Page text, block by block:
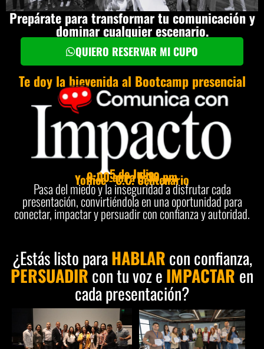
Prepárate para transformar tu comunicación y
dominar cualquier escenario.
QUIERO RESERVAR MI CUPO
Te doy la bievenida al Bootcamp presencial
5 de Julio
9:00 am a 5:30 pm
Yoffice - C.C. Centenario
Pasa del miedo y la inseguridad a disfrutar cada
presentación, convirtiéndola en una oportunidad para
conectar, impactar y persuadir con confianza y autoridad.
¿Estás listo paraHABLARcon confianza,
PERSUADIRcon tu voz eIMPACTAR en
cada presentación?